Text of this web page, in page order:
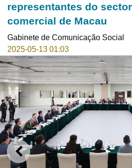
representantes do
comercial de Macau
Gabinete de Comunicação Social
2025-05-13 01:03
ANTERIOR